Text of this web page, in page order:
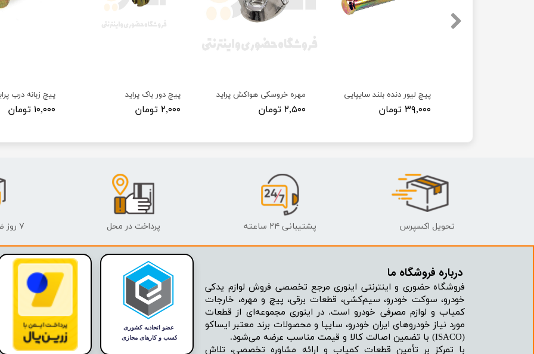
پیچ زبانه درب
۱۰,۰۰۰ تومان
پیچ دور باک پراید
۲,۰۰۰ تومان
مهره خروسکی هواکش پراید
۲,۵۰۰ تومان
پیچ لیور دنده بلند سایپایی
۳۹,۰۰۰ تومان
فروشگاه حضوری و اینترنتی اینوری مرجع تخصصی فروش لوازم یدکی
خودرو، سوکت خودرو، سیم‌کشی، قطعات برقی، پیچ و مهره، خارجات
کمیاب و لوازم مصرفی خودرو است. در اینوری مجموعه‌ای از قطعات
مورد نیاز خودروهای ایران خودرو، سایپا و محصولات برند معتبر ایساکو
(ISACO) با تضمین اصالت کالا و قیمت مناسب عرضه می‌شود.
با تمرکز بر تأمین قطعات کمیاب و ارائه مشاوره تخصصی، تلاش
درباره فروشگاه ما​​​​​​​
تحویل اکسپرس پشتیبانی ۲۴ ساعته پرداخت در محل ۷ روز ضمانت بازگشت